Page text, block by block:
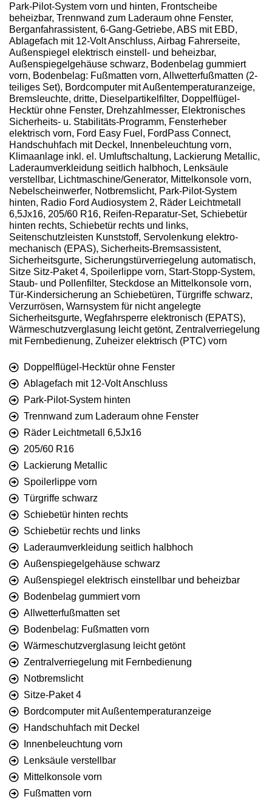
Park-Pilot-System vorn und hinten, Frontscheibe
beheizbar, Trennwand zum Laderaum ohne Fenster,
Berganfahrassistent, 6-Gang-Getriebe, ABS mit EBD,
Ablagefach mit 12-Volt Anschluss, Airbag Fahrerseite,
Außenspiegel elektrisch einstell- und beheizbar,
Außenspiegelgehäuse schwarz, Bodenbelag gummiert
vorn, Bodenbelag: Fußmatten vorn, Allwetterfußmatten (2-
teiliges Set), Bordcomputer mit Außentemperaturanzeige,
Bremsleuchte, dritte, Dieselpartikelfilter, Doppelflügel-
Hecktür ohne Fenster, Drehzahlmesser, Elektronisches
Sicherheits- u. Stabilitäts-Programm, Fensterheber
elektrisch vorn, Ford Easy Fuel, FordPass Connect,
Handschuhfach mit Deckel, Innenbeleuchtung vorn,
Klimaanlage inkl. el. Umluftschaltung, Lackierung Metallic,
Laderaumverkleidung seitlich halbhoch, Lenksäule
verstellbar, Lichtmaschine/Generator, Mittelkonsole vorn,
Nebelscheinwerfer, Notbremslicht, Park-Pilot-System
hinten, Radio Ford Audiosystem 2, Räder Leichtmetall
6,5Jx16, 205/60 R16, Reifen-Reparatur-Set, Schiebetür
hinten rechts, Schiebetür rechts und links,
Seitenschutzleisten Kunststoff, Servolenkung elektro-
mechanisch (EPAS), Sicherheits-Bremsassistent,
Sicherheitsgurte, Sicherungstürverriegelung automatisch,
Sitze Sitz-Paket 4, Spoilerlippe vorn, Start-Stopp-System,
Staub- und Pollenfilter, Steckdose an Mittelkonsole vorn,
Tür-Kindersicherung an Schiebetüren, Türgriffe schwarz,
Verzurrösen, Warnsystem für nicht angelegte
Sicherheitsgurte, Wegfahrsperre elektronisch (EPATS),
Wärmeschutzverglasung leicht getönt, Zentralverriegelung
mit Fernbedienung, Zuheizer elektrisch (PTC) vorn
Doppelflügel-Hecktür ohne Fenster
Ablagefach mit 12-Volt Anschluss
Park-Pilot-System hinten
Trennwand zum Laderaum ohne Fenster
Räder Leichtmetall 6,5Jx16
205/60 R16
Lackierung Metallic
Spoilerlippe vorn
Türgriffe schwarz
Schiebetür hinten rechts
Schiebetür rechts und links
Laderaumverkleidung seitlich halbhoch
Außenspiegelgehäuse schwarz
Außenspiegel elektrisch einstellbar und beheizbar
Bodenbelag gummiert vorn
Allwetterfußmatten set
Bodenbelag: Fußmatten vorn
Wärmeschutzverglasung leicht getönt
Zentralverriegelung mit Fernbedienung
Notbremslicht
Sitze-Paket 4
Bordcomputer mit Außentemperaturanzeige
Handschuhfach mit Deckel
Innenbeleuchtung vorn
Lenksäule verstellbar
Mittelkonsole vorn
Fußmatten vorn